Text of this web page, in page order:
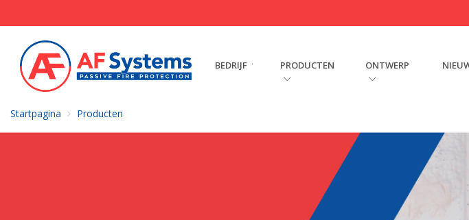
BEDRIJF PRODUCTEN ONTWERP
Startpagina Producten